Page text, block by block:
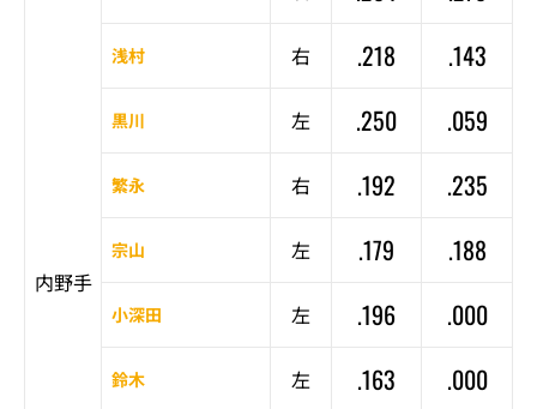
内野手
浅村 右 .218 .143
黒川 左 .250 .059
繁永 右 .192 .235
宗山 左 .179 .188
小深田 左 .196 .000
鈴木 左 .163 .000